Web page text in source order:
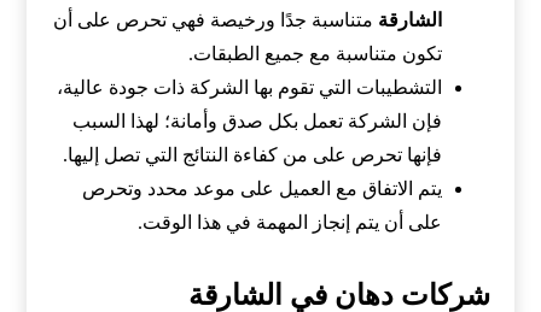
الشارقة متناسبة جدًا ورخيصة فهي تحرص على أن
تكون متناسبة مع جميع الطبقات.
التشطيبات التي تقوم بها الشركة ذات جودة عالية،
فإن الشركة تعمل بكل صدق وأمانة؛ لهذا السبب
فإنها تحرص على من كفاءة النتائج التي تصل إليها.
يتم الاتفاق مع العميل على موعد محدد وتحرص
على أن يتم إنجاز المهمة في هذا الوقت.
شركات دهان في الشارقة